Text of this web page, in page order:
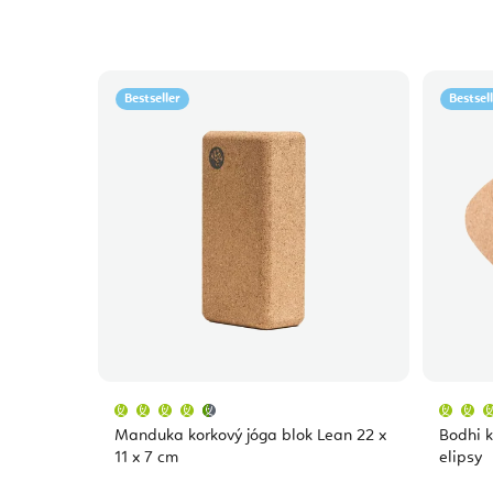
Bestseller
Manduka korkový jóga blok Lean 22 x
11 x 7 cm
produktu
je
Bodhi
elipsy